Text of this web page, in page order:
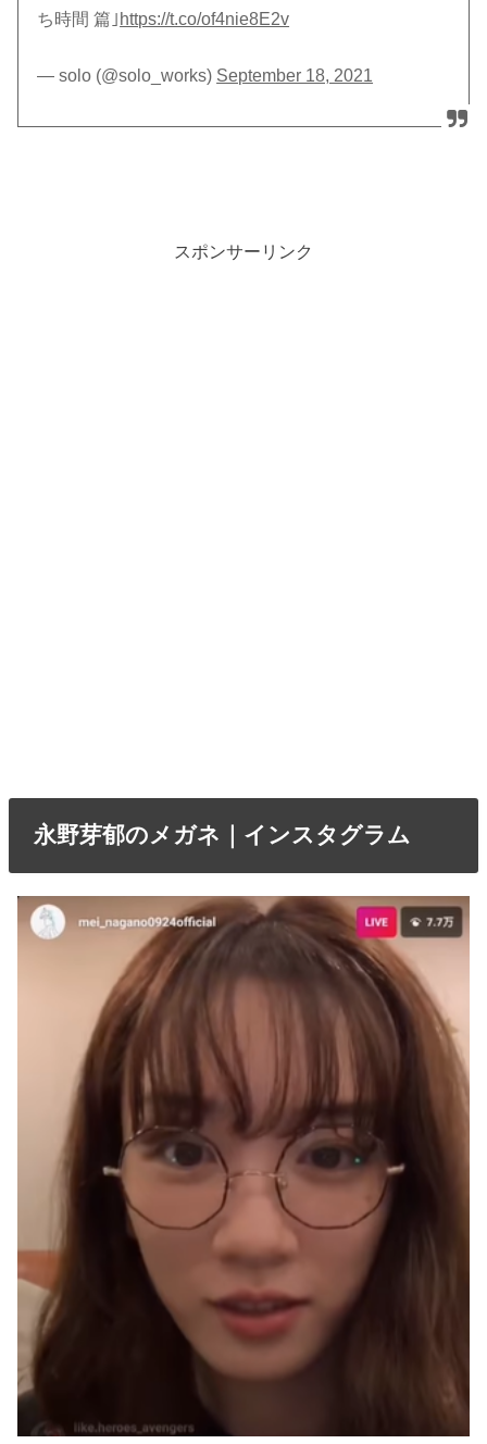
ち時間 篇｣ https://t.co/of4nie8E2v
— solo (@solo_works) September 18, 2021
スポンサーリンク
永野芽郁のメガネ｜インスタグラム